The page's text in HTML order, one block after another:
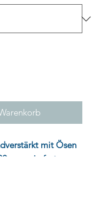
mit Ösen
cm, reissfest,